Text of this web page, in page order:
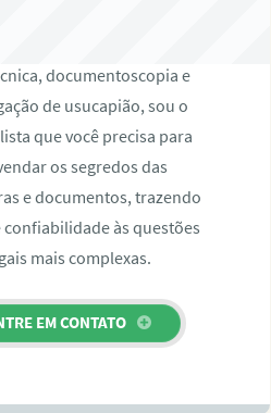
documentoscopia e
de usucapião, sou o
que você precisa para
os segredos das
e documentos, trazendo
confiabilidade às questões
mais complexas.
EM CONTATO